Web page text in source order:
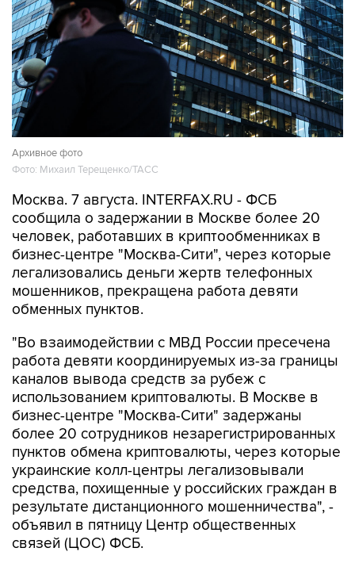
Архивное фото
Фото: Михаил Терещенко/ТАСС
Москва. 7 августа. INTERFAX.RU - ФСБ
сообщила о задержании в Москве более 20
человек, работавших в криптообменниках в
бизнес-центре "Москва-Сити", через которые
легализовались деньги жертв телефонных
мошенников, прекращена работа девяти
обменных пунктов.
"Во взаимодействии с МВД России пресечена
работа девяти координируемых из-за границы
каналов вывода средств за рубеж с
использованием криптовалюты. В Москве в
бизнес-центре "Москва-Сити" задержаны
более 20 сотрудников незарегистрированных
пунктов обмена криптовалюты, через которые
украинские колл-центры легализовывали
средства, похищенные у российских граждан в
результате дистанционного мошенничества", -
объявил в пятницу Центр общественных
связей (ЦОС) ФСБ.